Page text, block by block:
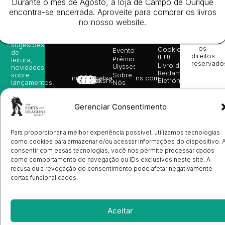
Gerenciar Consentimento
Para proporcionar a melhor experiência possível, utilizamos tecnologias
como cookies para armazenar e/ou acessar informações do dispositivo.
consentir com essas tecnologias, você nos permite processar dados
como comportamento de navegação ou IDs exclusivos neste site. A
recusa ou a revogação do consentimento pode afetar negativamente
certas funcionalidades.
Aceitar
info@poetsandragons.com
Infantil
Adulto
Bookshop
da
Editora
Books
in
Eventos
Prémio
Ulysses
Sobre
Nós
Contactos
Manuscritos
Ilustradores
Registo
Livrarias
Gerais de
Venda
Política de
Cookies
(EU)
Livro de
Reclamações
Eletrónico
newsletter
e
sugestões
de
leitura,
novidades
sobre
lançamentos,
vantagens
exclusivas
e
avisos
e-mail.
Subscrever
Turn
On
os
direitos
Durante o mês de Agosto, a loja de Campo de Ourique
encontra-se encerrada. Aproveite para comprar os livros
no nosso website.